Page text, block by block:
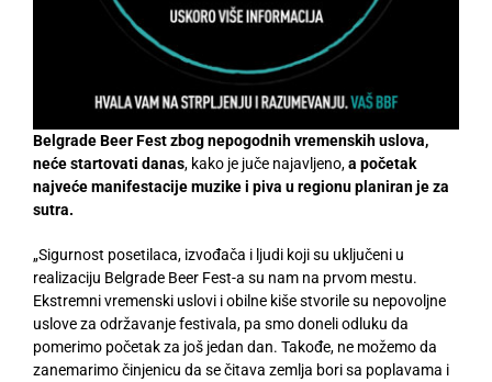
Belgrade Beer Fest zbog nepogodnih vremenskih uslova,
neće startovati danas, kako je juče najavljeno,a početak
najveće manifestacije muzike i piva u regionu planiran je za
sutra.
„Sigurnost posetilaca, izvođača i ljudi koji su uključeni u
realizaciju Belgrade Beer Fest-a su nam na prvom mestu.
Ekstremni vremenski uslovi i obilne kiše stvorile su nepovoljne
uslove za održavanje festivala, pa smo doneli odluku da
pomerimo početak za još jedan dan. Takođe, ne možemo da
zanemarimo činjenicu da se čitava zemlja bori sa poplavama i